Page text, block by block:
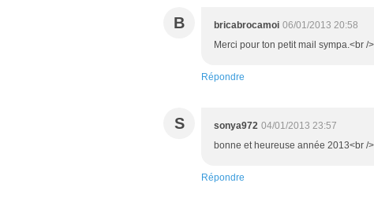
B bricabrocamoi 06/01/2013 20:58
Merci pour ton petit mail sympa.<br
Répondre
S sonya972 04/01/2013 23:57
bonne et heureuse année 2013<br /
Répondre